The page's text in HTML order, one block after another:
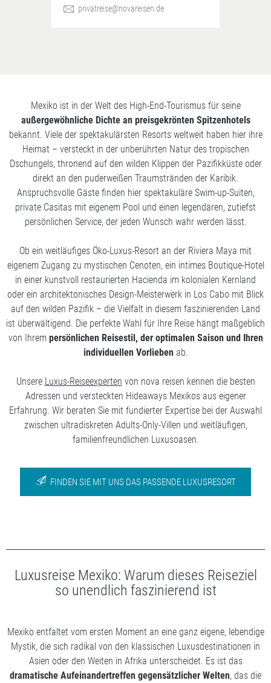
privatreise@novareisen.de
Mexiko ist in der Welt des High-End-Tourismus für seine
außergewöhnliche Dichte an preisgekrönten Spitzenhotels
bekannt. Viele der spektakulärsten Resorts weltweit haben hier ihre
Heimat – versteckt in der unberührten Natur des tropischen
Dschungels, thronend auf den wilden Klippen der Pazifikküste oder
direkt an den puderweißen Traumstränden der Karibik.
Anspruchsvolle Gäste finden hier spektakuläre Swim-up-Suiten,
private Casitas mit eigenem Pool und einen legendären, zutiefst
persönlichen Service, der jeden Wunsch wahr werden lässt.
Ob ein weitläufiges Öko-Luxus-Resort an der Riviera Maya mit
eigenem Zugang zu mystischen Cenoten, ein intimes Boutique-Hotel
in einer kunstvoll restaurierten Hacienda im kolonialen Kernland
oder ein architektonisches Design-Meisterwerk in Los Cabo mit Blick
auf den wilden Pazifik – die Vielfalt in diesem faszinierenden Land
ist überwältigend. Die perfekte Wahl für Ihre Reise hängt maßgeblich
von Ihrem persönlichen Reisestil, der optimalen Saison und Ihren
individuellen Vorlieben ab.
Unsere Luxus-Reiseexperten von nova reisen kennen die besten
Adressen und versteckten Hideaways Mexikos aus eigener
Erfahrung. Wir beraten Sie mit fundierter Expertise bei der Auswahl
zwischen ultradiskreten Adults-Only-Villen und weitläufigen,
familienfreundlichen Luxusoasen.
FINDEN SIE MIT UNS DAS PASSENDE LUXUSRESORT
Luxusreise Mexiko: Warum dieses Reiseziel
so unendlich faszinierend ist
Mexiko entfaltet vom ersten Moment an eine ganz eigene, lebendige
Mystik, die sich radikal von den klassischen Luxusdestinationen in
Asien oder den Weiten in Afrika unterscheidet. Es ist das
dramatische Aufeinandertreffen gegensätzlicher Welten, das die